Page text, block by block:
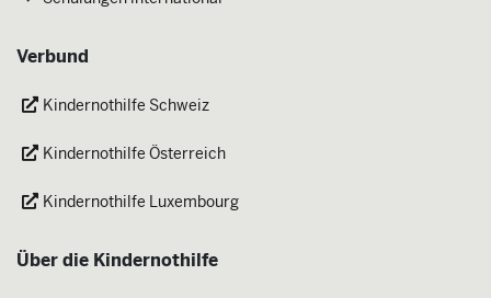
Verbund
Kindernothilfe Schweiz
Kindernothilfe Österreich
Kindernothilfe Luxembourg
Über die Kindernothilfe